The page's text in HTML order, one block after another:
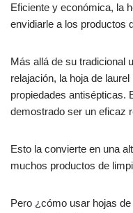
Eficiente y económica, la
envidiarle a los productos
Más allá de su tradicional
relajación, la hoja de
propiedades antisépticas.
demostrado ser un eficaz
Esto la convierte en una
muchos productos de
Pero ¿cómo usar hojas